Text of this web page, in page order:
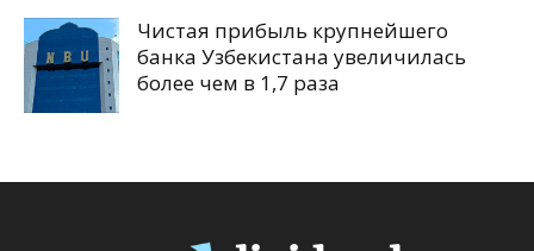
Чистая прибыль крупнейшего
банка Узбекистана увеличилась
более чем в 1,7 раза